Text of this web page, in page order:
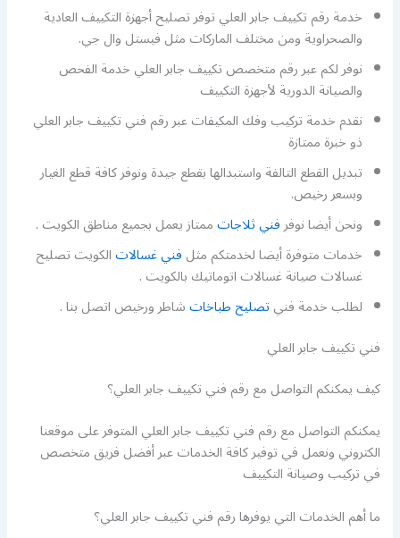
خدمة رقم تكييف جابر العلي توفر تصليح أجهزة التكييف العادية
والصحراوية ومن مختلف الماركات مثل فيستل وال جي.
نوفر لكم عبر رقم متخصص تكييف جابر العلي خدمة الفحص
والصيانة الدورية لأجهزة التكييف
نقدم خدمة تركيب وفك المكيفات عبر رقم فني تكييف جابر العلي
ذو خبرة ممتازة
تبديل القطع التالفة واستبدالها بقطع جيدة ونوفر كافة قطع الغيار
وبسعر رخيص.
ونحن أيضا نوفرفني ثلاجاتممتاز يعمل بجميع مناطق الكويت .
خدمات متوفرة أيضا لخدمتكم مثلفني غسالاتالكويت تصليح
غسالات صيانة غسالات اتوماتيك بالكويت .
لطلب خدمة فنيتصليح طباخاتشاطر ورخيص اتصل بنا .
فني تكييف جابر العلي
كيف يمكنكم التواصل مع رقم فني تكييف جابر العلي؟
يمكنكم التواصل مع رقم فني تكييف جابر العلي المتوفر على موقعنا
الكتروني ونعمل في توفير كافة الخدمات عبر أفضل فريق متخصص
في تركيب وصيانة التكييف
ما أهم الخدمات التي يوفرها رقم فني تكييف جابر العلي؟